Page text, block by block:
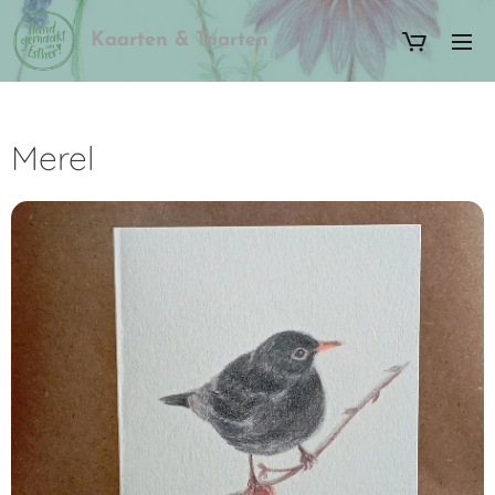
Kaarten & Taarten
Merel